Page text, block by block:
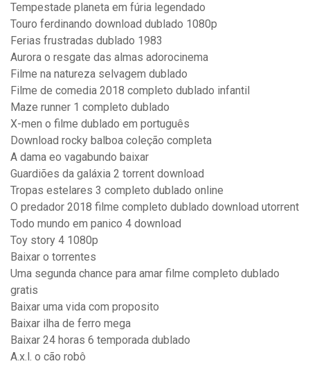
Tempestade planeta em fúria legendado
Touro ferdinando download dublado 1080p
Ferias frustradas dublado 1983
Aurora o resgate das almas adorocinema
Filme na natureza selvagem dublado
Filme de comedia 2018 completo dublado infantil
Maze runner 1 completo dublado
X-men o filme dublado em português
Download rocky balboa coleção completa
A dama eo vagabundo baixar
Guardiões da galáxia 2 torrent download
Tropas estelares 3 completo dublado online
O predador 2018 filme completo dublado download utorrent
Todo mundo em panico 4 download
Toy story 4 1080p
Baixar o torrentes
Uma segunda chance para amar filme completo dublado
gratis
Baixar uma vida com proposito
Baixar ilha de ferro mega
Baixar 24 horas 6 temporada dublado
A.x.l. o cão robô